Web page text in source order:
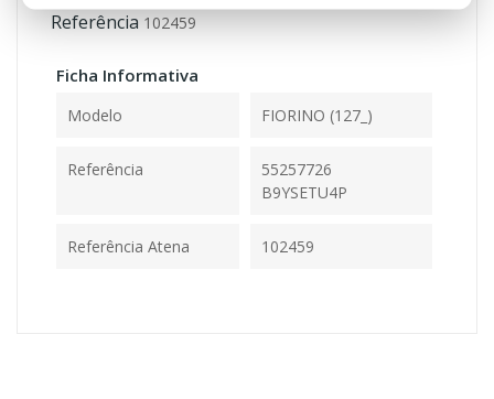
Referência 102459
Ficha Informativa
Modelo FIORINO (127_)
Referência
55257726
B9YSETU4P
Referência Atena 102459